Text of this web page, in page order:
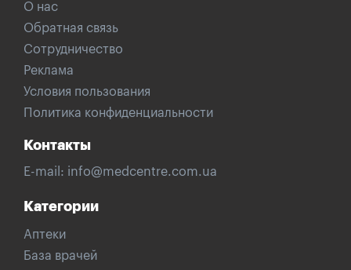
О нас
Обратная связь
Сотрудничество
Реклама
Условия пользования
Политика конфиденциальности
Контакты
E-mail: info@medcentre.com.ua
Категории
Аптеки
База врачей